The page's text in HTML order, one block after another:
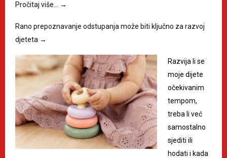
Pročitaj više…
→
Rano prepoznavanje odstupanja može biti ključno za razvoj
djeteta →
Razvija li se
moje dijete
očekivanim
tempom,
treba li već
samostalno
sjediti ili
hodati i kada